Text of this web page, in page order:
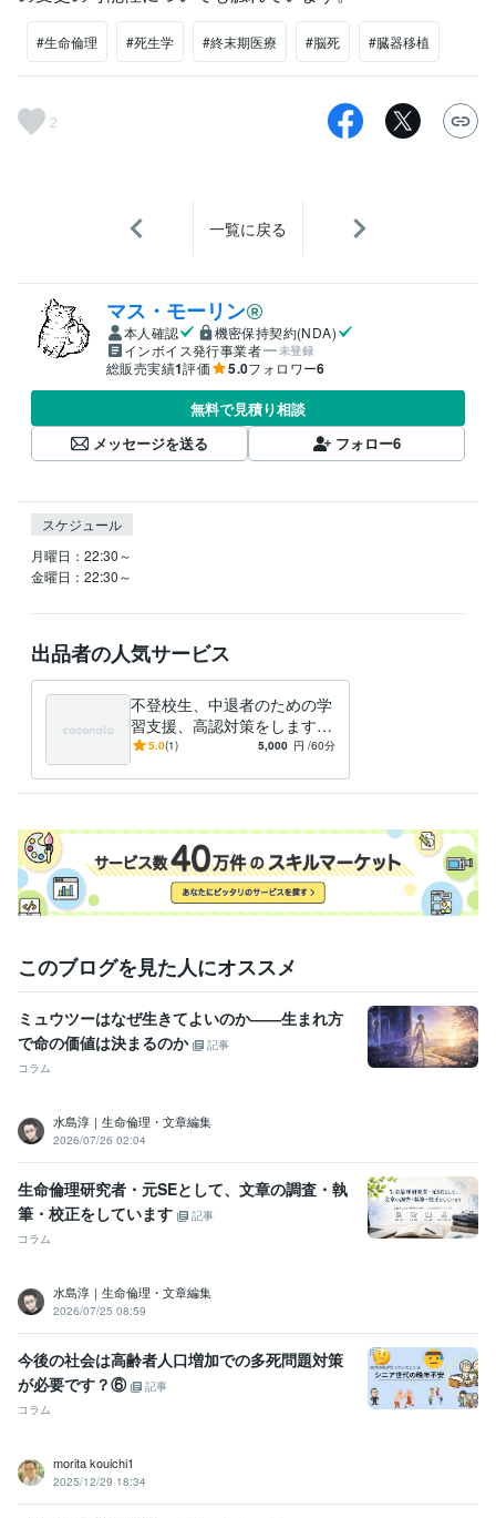
#生命倫理 #死生学 #終末期医療 #脳死 #臓器移植
2
一覧に戻る
マス・モーリン
本人確認
機密保持契約(NDA)
インボイス発行事業者
未登録
総販売実績1評価 5.0フォロワー6
無料で見積り相談
メッセージを送る
フォロー6
スケジュール
月曜日：22:30～
金曜日：22:30～
出品者の人気サービス
不登校生、中退者のための学
習支援、高認対策をします
小・中不登校生への学習支
対策です！
5.0(1) 5,000 円 /60分
このブログを見た人にオススメ
ミュウツーはなぜ生きてよいのか――生まれ方
で命の価値は決まるのか
記事
コラム
水島淳｜生命倫理・文章編集
2026/07/26 02:04
生命倫理研究者・元SEとして、文章の調査・執
筆・校正をしています
記事
コラム
水島淳｜生命倫理・文章編集
2026/07/25 08:59
今後の社会は高齢者人口増加での多死問題対策
が必要です？⑥
記事
コラム
morita kouichi1
2025/12/29 18:34